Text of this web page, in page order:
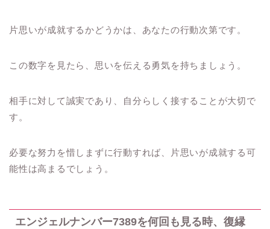
片思いが成就するかどうかは、あなたの行動次第です。
この数字を見たら、思いを伝える勇気を持ちましょう。
相手に対して誠実であり、自分らしく接することが大切で
す。
必要な努力を惜しまずに行動すれば、片思いが成就する可
能性は高まるでしょう。
エンジェルナンバー7389を何回も見る時、復縁